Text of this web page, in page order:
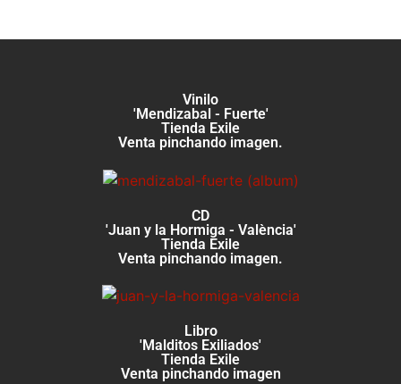
Vinilo
'Mendizabal - Fuerte'
Tienda Exile
Venta pinchando imagen.
CD
'Juan y la Hormiga - València'
Tienda Exile
Venta pinchando imagen.
Libro
'Malditos Exiliados'
Tienda Exile
Venta pinchando imagen